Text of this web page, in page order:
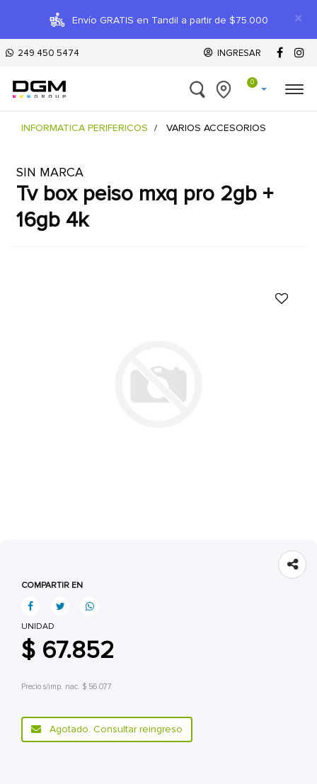
×
Envío GRATIS en Tandil a partir de $75.000
249 450 5474 INGRESAR
0
INFORMATICA PERIFERICOS VARIOS ACCESORIOS
SIN MARCA
tv box peiso mxq pro 2gb +
16gb 4k
COMPARTIR EN
UNIDAD
$ 67.852
Precio s/imp. nac. $ 56.077
Agotado. Consultar reingreso